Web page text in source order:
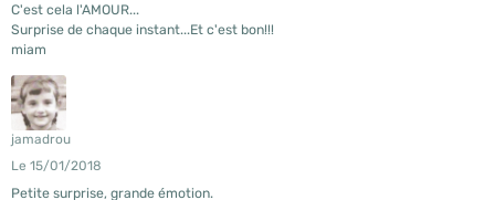
C'est cela l'AMOUR...
Surprise de chaque instant...Et c'est bon!!!
miam
jamadrou
Le 15/01/2018
Petite surprise, grande émotion.